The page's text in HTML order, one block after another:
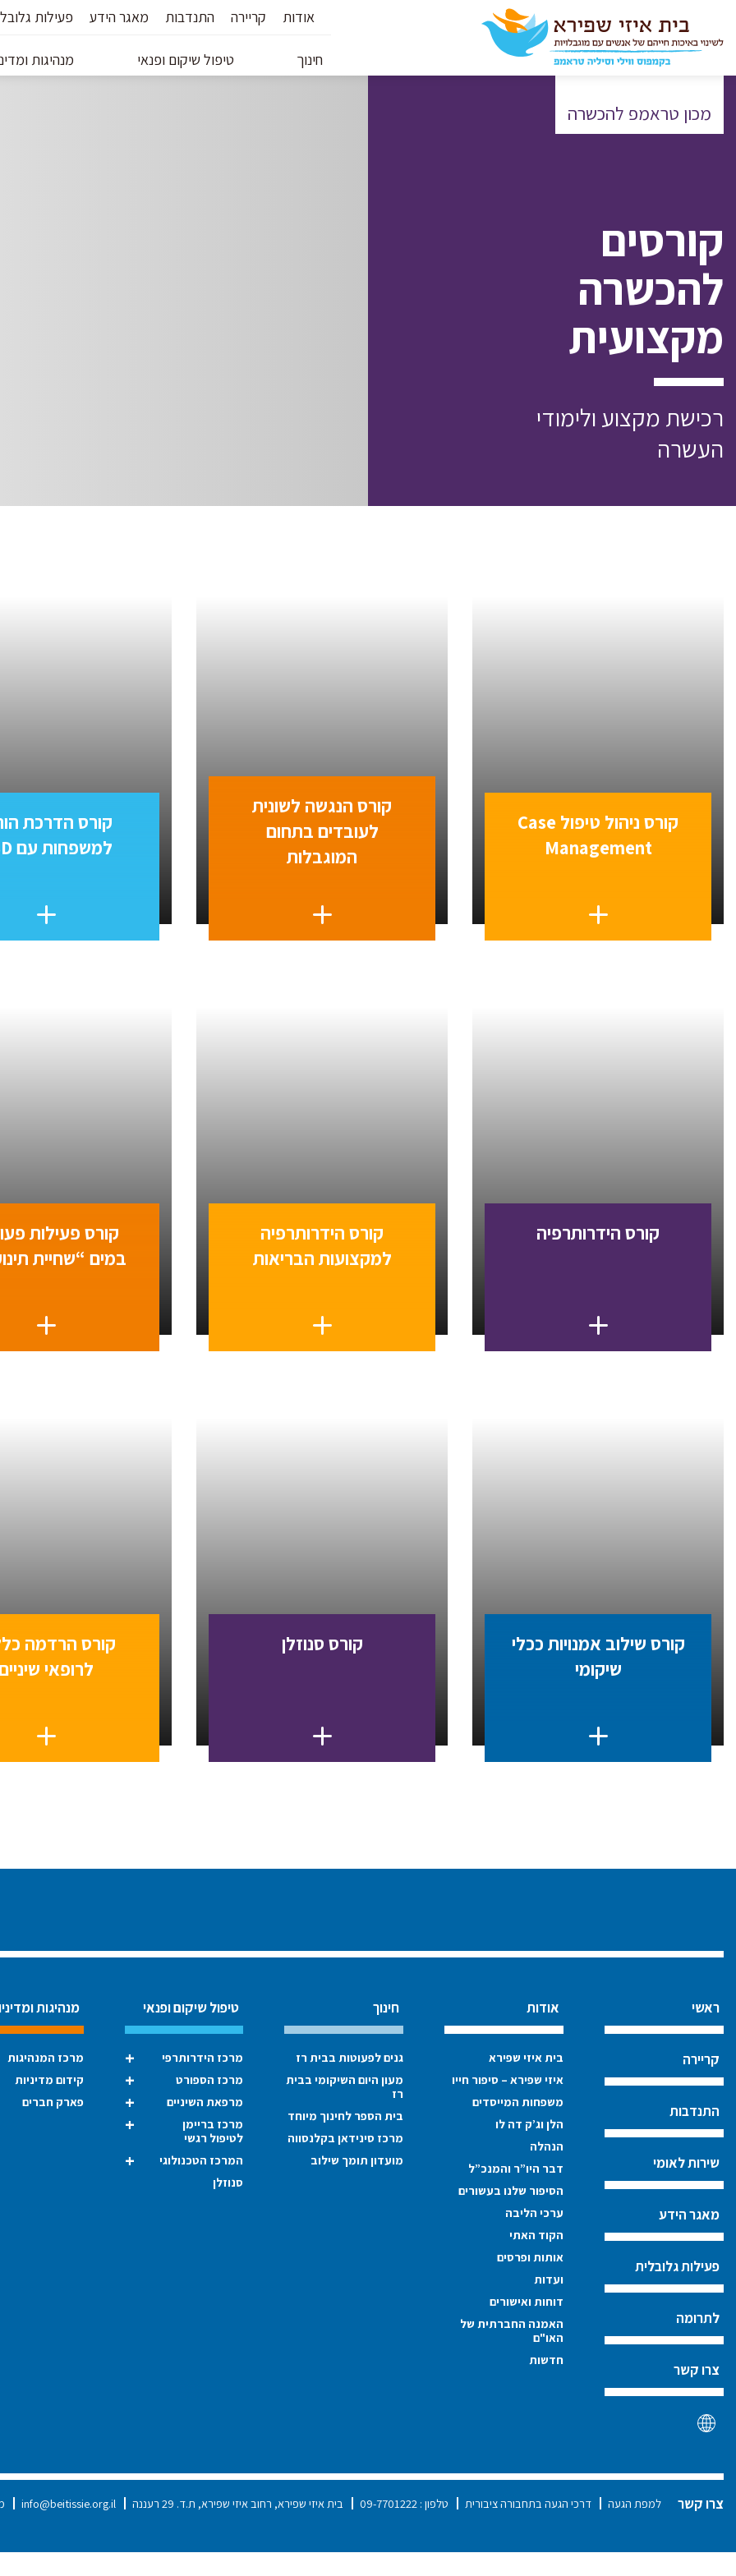
אודות קריירה התנדבות מאגר הידע פעילות
חינוך טיפול שיקום ופנאי מנהיגות
מכון טראמפ להכשרה
קורסים
להכשרה
מקצועית
רכישת מקצוע ולימודי
העשרה
קורס ניהול טיפול Case
Management
קורס הנגשה לשונית
לעובדים בתחום
המוגבלות
קורס הדרכת
למשפחות עם ASD
קורס הידרותרפיה
קורס הידרותרפיה
למקצועות הבריאות
קורס פעילות
במים “שחיית
קורס שילוב אמנויות ככלי
שיקומי
קורס סנוזלן
קורס הרדמה
לרופאי
ראשי
קריירה
התנדבות
שירות לאומי
מאגר הידע
פעילות גלובלית
לתרומה
צרו קשר
אודות
בית איזי שפירא
איזי שפירא – סיפור חייו
משפחות המייסדים
הלן וג’ק דה לו
הנהלה
דבר היו”ר והמנכ”ל
הסיפור שלנו בעשורים
ערכי הליבה
הקוד האתי
אותות ופרסים
ועדות
דוחות ואישורים
האמנה החברתית של
האו"ם
חדשות
חינוך
גנים לפעוטות בבית רז
מעון היום השיקומי בבית
רז
בית הספר לחינוך מיוחד
מרכז סינידאן בקלנסווה
מועדון תומך שילוב
טיפול שיקום ופנאי
מרכז הידרותרפי
מרכז הספורט
מרפאת השיניים
מרכז בריימן
לטיפול רגשי
המרכז הטכנולוגי
סנוזלן
מנהיגות
מרכז המנהיגות
קידום מדיניות
פארק חברים
צרו קשר למפת הגעה דרכי הגעה בתחבורה ציבורית טלפון : 09-7701222 בית איזי שפירא, רחוב איזי שפירא, ת.ד. 29 רעננה info@beitissie.org.il